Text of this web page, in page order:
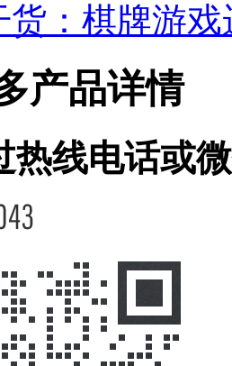
货：棋牌游
产品详情
热线电话或